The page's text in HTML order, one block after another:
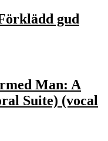
gud
Man: A
Suite) (vocal